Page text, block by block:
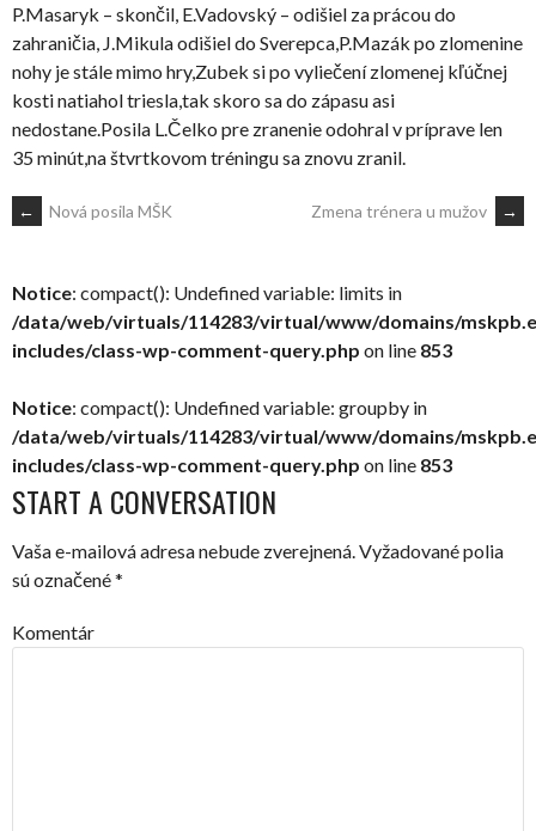
P.Masaryk – skončil, E.Vadovský – odišiel za prácou do
zahraničia, J.Mikula odišiel do Sverepca,P.Mazák po zlomenine
nohy je stále mimo hry,Zubek si po vyliečení zlomenej kľúčnej
kosti natiahol triesla,tak skoro sa do zápasu asi
nedostane.Posila L.Čelko pre zranenie odohral v príprave len
35 minút,na štvrtkovom tréningu sa znovu zranil.
POST
NAVIGATION
← Nová posila MŠK Zmena trénera u mužov →
Notice: compact(): Undefined variable: limits in
/data/web/virtuals/114283/virtual/www/domains/
includes/class-wp-comment-query.php on line 853
Notice: compact(): Undefined variable: groupby in
/data/web/virtuals/114283/virtual/www/domains/
includes/class-wp-comment-query.php on line 853
START A CONVERSATION
Vaša e-mailová adresa nebude zverejnená. Vyžadované polia
sú označené*
Komentár